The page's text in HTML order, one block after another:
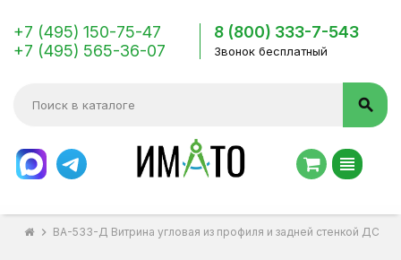
+7 (495) 150-75-47
+7 (495) 565-36-07
8 (800) 333-7-543
Звонок бесплатный
search
view_headline
chevron_right ВА-533-Д Витрина угловая из профиля и задней стенкой ДСП